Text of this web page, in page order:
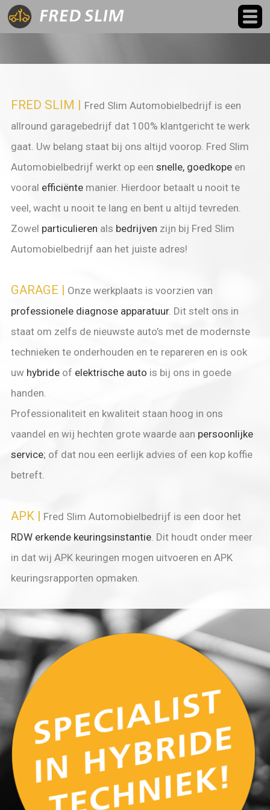
FRED SLIM | Fred Slim Automobielbedrijf is een
allround garagebedrijf dat 100% klantgericht te werk
gaat. Uw belang staat bij ons altijd voorop. Fred Slim
Automobielbedrijf werkt op een snelle, goedkopeen
vooral efficiëntemanier. Hierdoor betaalt u nooit te
veel, wacht u nooit te lang en bent u altijd tevreden.
Zowel particulieren als bedrijven zijn bij Fred Slim
Automobielbedrijf aan het juiste adres!
GARAGE | Onze werkplaats is voorzien van
professionele diagnose apparatuur. Dit stelt ons in
staat om zelfs de nieuwste auto’s met de modernste
technieken te onderhouden en te repareren en is ook
uw hybrideof elektrische auto is bij ons in goede
handen.
Professionaliteit en kwaliteit staan hoog in ons
vaandel en wij hechten grote waarde aan persoonlijke
service; of dat nou een eerlijk advies of een kop koffie
betreft.
APK| Fred Slim Automobielbedrijf is een door het
RDW erkende keuringsinstantie. Dit houdt onder meer
in dat wij APK keuringen mogen uitvoeren en APK
keuringsrapporten opmaken.